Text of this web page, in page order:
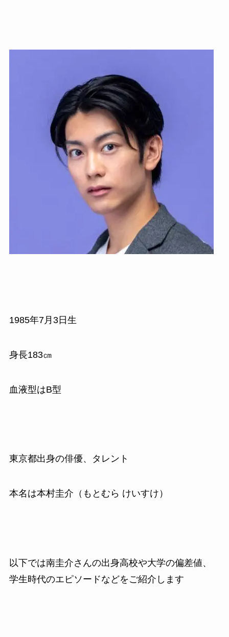
1985年7月3日生
身長183㎝
血液型はB型
東京都出身の俳優、タレント
本名は本村圭介（もとむら けいすけ）
以下では南圭介さんの出身高校や大学の偏差値、
学生時代のエピソードなどをご紹介します